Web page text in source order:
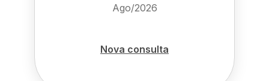
Ago/2026
Nova consulta